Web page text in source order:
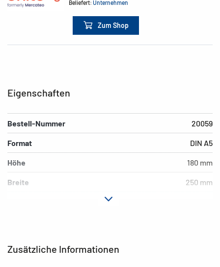
Beliefert:Unternehmen
Zum Shop
Zusätzliche Informationen
Eigenschaften
Bestell-Nummer 20059
Format DIN A5
Höhe 180 mm
Breite 250 mm